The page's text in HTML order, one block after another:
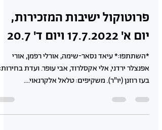
פרוטוקול ישיבות המזכירות,
יום א' 17.7.2022 ויום ד' 20.7
*השתתפו:* עיאד נסאר-שימה, אורלי רפמן, אורי
אפנצלר ירדני, אלי אקסלרוד, אבי עופר. ועדת בחירות:
בעז רוזנן (יו"ר). משקיפים: טלאל אלקרנאוי....